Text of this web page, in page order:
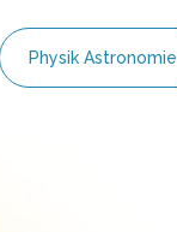
Physik Astronomie